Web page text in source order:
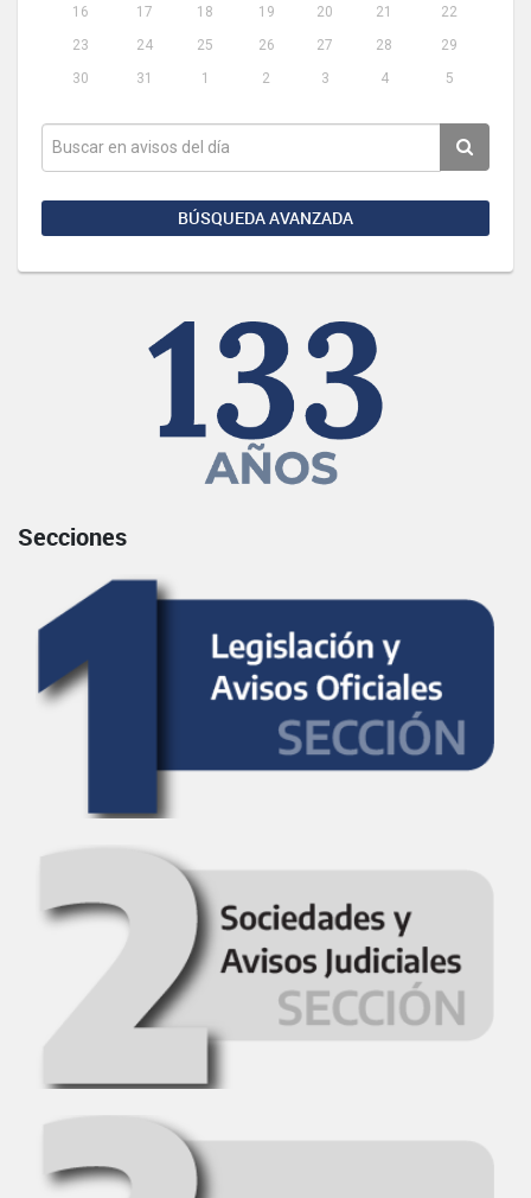
16
17 18 19 20 21
22
23
24 25 26 27 28
29
30
31 1 2 3 4 5
BÚSQUEDA AVANZADA
Secciones